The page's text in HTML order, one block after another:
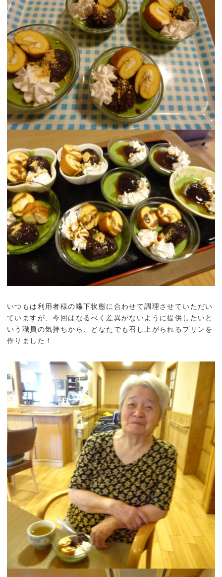
いつもは利用者様の嚥下状態に合わせて調理させていただい
ていますが、今回はなるべく差異がないように提供したいと
いう職員の気持ちから、どなたでも召し上がられるプリンを
作りました！